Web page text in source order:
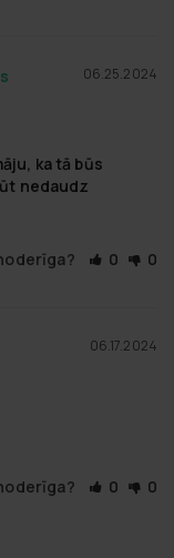
06.25.2024
ka tā būs
nedaudz
0 0
06.17.2024
0 0